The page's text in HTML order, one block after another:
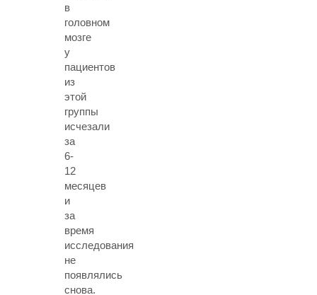
в
головном
мозге
у
пациентов
из
этой
группы
исчезали
за
6-
12
месяцев
и
за
время
исследования
не
появлялись
снова.